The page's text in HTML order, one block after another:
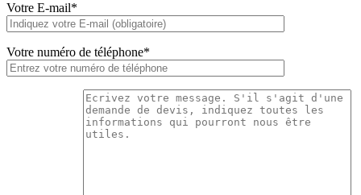
Votre E-mail*
Votre numéro de téléphone*